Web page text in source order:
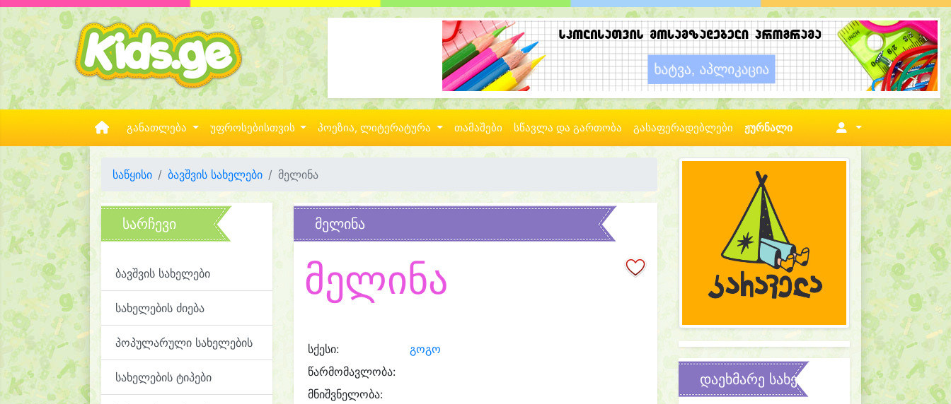
განათლება უფროსებისთვის პოეზია, ლიტერატურა თამაშები სწავლა და გართობა გასაფერადებლები ჟურნალი
საწყისი ბავშვის სახელები მელინა
სარჩევი
ბავშვის სახელები
სახელების ძიება
პოპულარული სახელების
სახელების ტიპები
მელინა
მელინა
სქესი:
გოგო
წარმომავლობა:
მნიშვნელობა:
დაეხმარე სახელის შერჩევაში